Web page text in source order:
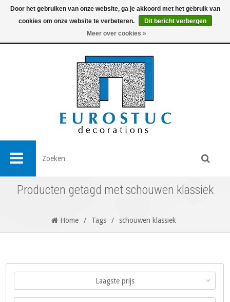
0
Producten getagd met schouwen klassiek
Home / Tags / schouwen klassiek
Laagste prijs
Door het gebruiken van onze website, ga je akkoord met het gebruik van
cookies om onze website te verbeteren.
Dit bericht verbergen
Meer over cookies »